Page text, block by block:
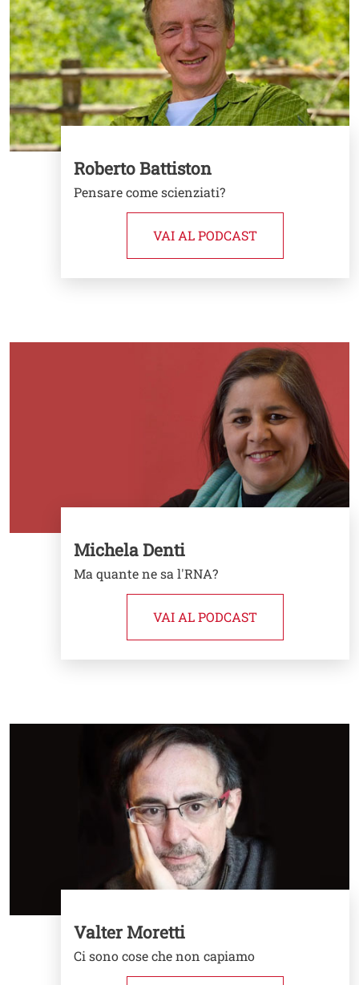
Roberto Battiston
Pensare come scienziati?
VAI AL PODCAST
Michela Denti
Ma quante ne sa l'RNA?
VAI AL PODCAST
Valter Moretti
Ci sono cose che non capiamo